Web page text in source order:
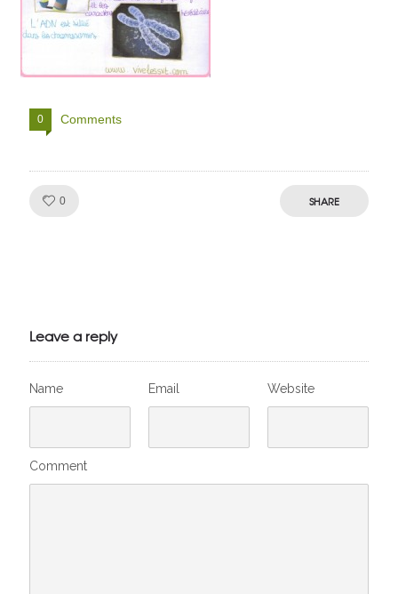
0 Comments
0 SHARE
Leave a reply
Name Email Website
Comment